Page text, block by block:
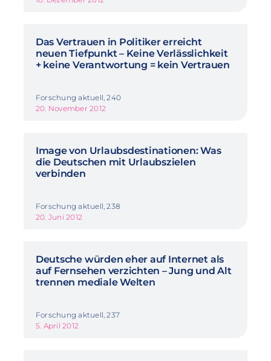
Das Vertrauen in Politiker erreicht
neuen Tiefpunkt – Keine Verlässlichkeit
+ keine Verantwortung = kein Vertrauen
Forschung aktuell, 240
20. November 2012
Image von Urlaubsdestinationen: Was
die Deutschen mit Urlaubszielen
verbinden
Forschung aktuell, 238
20. Juni 2012
Deutsche würden eher auf Internet als
auf Fernsehen verzichten – Jung und Alt
trennen mediale Welten
Forschung aktuell, 237
5. April 2012